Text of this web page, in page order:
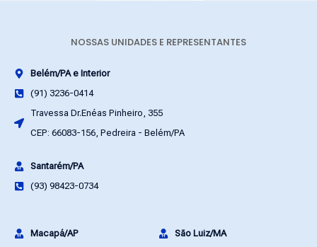
NOSSAS UNIDADES E REPRESENTANTES
Belém/PA e Interior
(91) 3236-0414
Travessa Dr.Enéas Pinheiro, 355
CEP: 66083-156, Pedreira - Belém/PA
Santarém/PA
(93) 98423-0734
Macapá/AP
São Luiz/MA